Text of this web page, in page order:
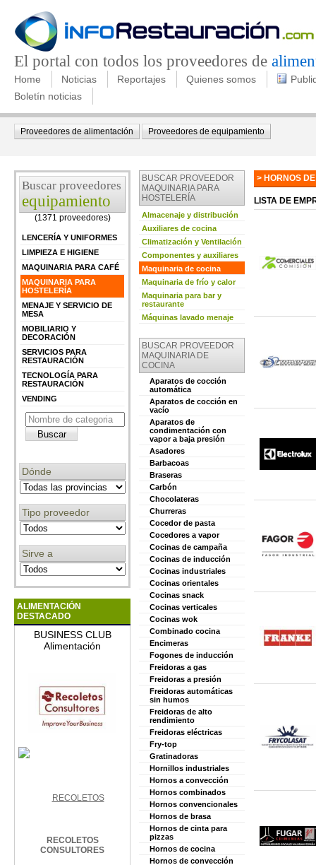
El portal con todos los proveedores de
Home Noticias Reportajes Quienes somos
Boletín noticias
Proveedores de alimentación Proveedores de equipamiento
Buscar proveedores
equipamiento
(1371 proveedores)
LENCERÍA Y UNIFORMES
LIMPIEZA E HIGIENE
MAQUINARIA PARA CAFÉ
MAQUINARIA PARA
HOSTELERÍA
MENAJE Y SERVICIO DE
MESA
MOBILIARIO Y
DECORACIÓN
SERVICIOS PARA
RESTAURACIÓN
TECNOLOGÍA PARA
RESTAURACIÓN
VENDING
Dónde
Tipo proveedor
Sirve a
ALIMENTACIÓN
DESTACADO
BUSINESS CLUB
Alimentación
RECOLETOS
CONSULTORES
BUSCAR PROVEEDOR
MAQUINARIA PARA
HOSTELERÍA
Almacenaje y distribución
Auxiliares de cocina
Climatización y Ventilación
Componentes y auxiliares
Maquinaria de cocina
Maquinaria de frío y calor
Maquinaria para bar y
restaurante
Máquinas lavado menaje
BUSCAR PROVEEDOR
MAQUINARIA DE
COCINA
Aparatos de cocción
automática
Aparatos de cocción en
vacío
Aparatos de
condimentación con
vapor a baja presión
Asadores
Barbacoas
Braseras
Carbón
Chocolateras
Churreras
Cocedor de pasta
Cocedores a vapor
Cocinas de campaña
Cocinas de inducción
Cocinas industriales
Cocinas orientales
Cocinas snack
Cocinas verticales
Cocinas wok
Combinado cocina
Encimeras
Fogones de inducción
Freidoras a gas
Freidoras a presión
Freidoras automáticas
sin humos
Freidoras de alto
rendimiento
Freidoras eléctricas
Fry-top
Gratinadoras
Hornillos industriales
Hornos a convección
Hornos combinados
Hornos convencionales
Hornos de brasa
Hornos de cinta para
pizzas
Hornos de cocina
Hornos de convección
> HORNOS
LISTA DE